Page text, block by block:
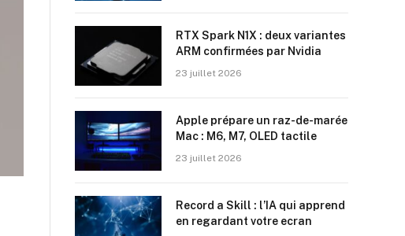
RTX Spark N1X : deux variantes
ARM confirmées par Nvidia
23 juillet 2026
Apple prépare un raz-de-marée
Mac : M6, M7, OLED tactile
23 juillet 2026
Record a Skill : l’IA qui apprend
en regardant votre ecran